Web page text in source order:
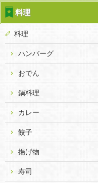
料理
料理
ハンバーグ
おでん
鍋料理
カレー
餃子
揚げ物
寿司